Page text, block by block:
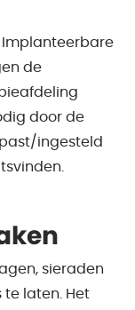
Implanteerbare
de
door de
ingesteld
sieraden
laten. Het